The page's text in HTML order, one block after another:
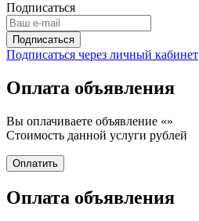
Подписаться
Подписаться через личный кабинет
Оплата объявления
Вы оплачиваете объявление «»
Стоимость данной услуги рублей
Оплата объявления